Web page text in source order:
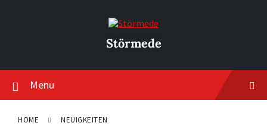
Störmede
Menu
HOME NEUIGKEITEN